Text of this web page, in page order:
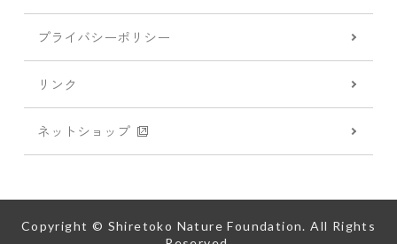
プライバシーポリシー
リンク
ネットショップ
Copyright © Shiretoko Nature Foundation. All Rights